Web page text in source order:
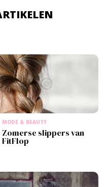
MODE & BEAUTY
Zomerse slippers van
FitFlop